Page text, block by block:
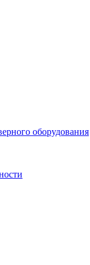
оборудования